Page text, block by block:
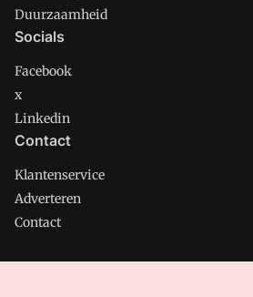
Duurzaamheid
Socials
Facebook
x
Linkedin
Contact
Klantenservice
Adverteren
Contact